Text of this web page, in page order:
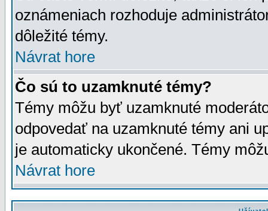
oznámeniach rozhoduje
dôležité témy.
Návrat hore
Čo sú to uzamknuté témy?
Témy môžu byť uzamknuté
odpovedať na uzamknuté témy ani
je automaticky ukončené. Témy
Návrat hore